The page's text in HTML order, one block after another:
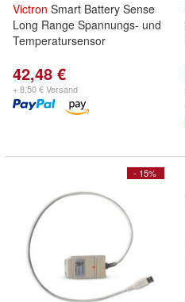
Victron Smart Battery Sense
Long Range Spannungs- und
Temperatursensor
42,48 €
+ 8,50 € Versand
- 15%